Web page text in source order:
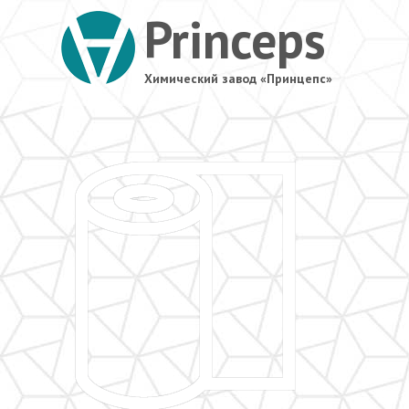
Princeps
Химический завод «Принцепс»